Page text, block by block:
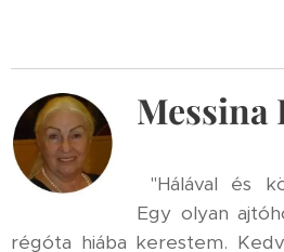
Messina
"Hálával és
Egy olyan
régóta hiába kerestem.